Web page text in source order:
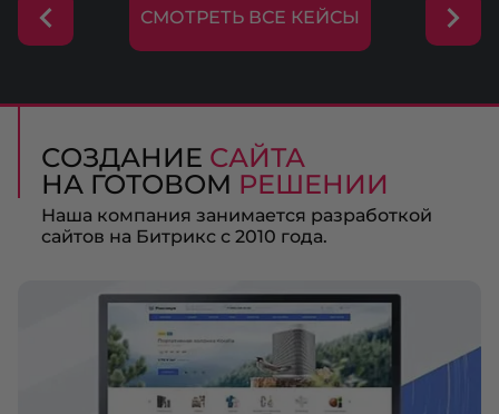
СМОТРЕТЬ ВСЕ КЕЙСЫ
СОЗДАНИЕ САЙТА
НА ГОТОВОМ РЕШЕНИИ
Наша компания занимается разработкой
сайтов на Битрикс с 2010 года.